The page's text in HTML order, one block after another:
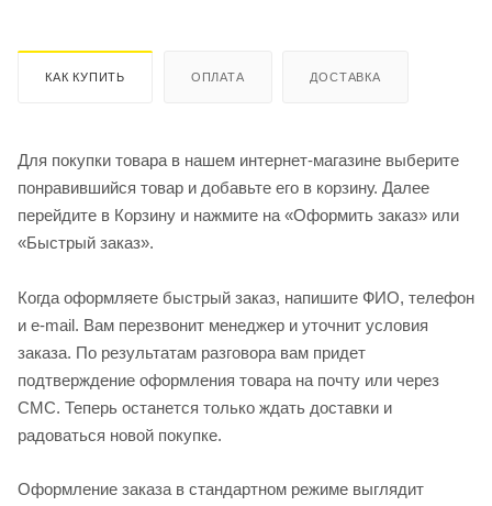
КАК КУПИТЬ ОПЛАТА ДОСТАВКА
Для покупки товара в нашем интернет-магазине выберите
понравившийся товар и добавьте его в корзину. Далее
перейдите в Корзину и нажмите на «Оформить заказ» или
«Быстрый заказ».
Когда оформляете быстрый заказ, напишите ФИО, телефон
и e-mail. Вам перезвонит менеджер и уточнит условия
заказа. По результатам разговора вам придет
подтверждение оформления товара на почту или через
СМС. Теперь останется только ждать доставки и
радоваться новой покупке.
Оформление заказа в стандартном режиме выглядит